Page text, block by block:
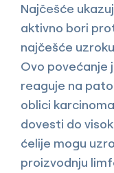
Najčešće
aktivno bori
najčešće
Ovo povećanje
reaguje na
oblici
dovesti do
ćelije mogu
proizvodnju